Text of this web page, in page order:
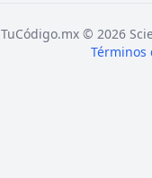
TuCódigo.mx © 2026
Términos